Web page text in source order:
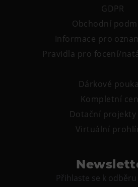
GDPR
Obchodní
Informace pro
Pravidla pro focení/
Dárkové
Kompletní
Dotační projekty
Virtuální
Přihlaste se k